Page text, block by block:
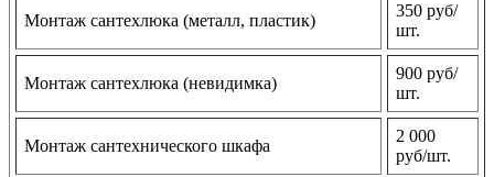
Монтаж сантехлюка (металл, пластик)
350 руб/
шт.
Монтаж сантехлюка (невидимка)
900 руб/
шт.
Монтаж сантехнического шкафа
2 000
руб/шт.